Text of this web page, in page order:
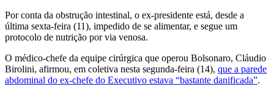
Por conta da obstrução intestinal, o ex-presidente está, desde a
última sexta-feira (11), impedido de se alimentar, e segue um
protocolo de nutrição por via venosa.
O médico-chefe da equipe cirúrgica que operou Bolsonaro, Cláudio
Birolini, afirmou, em coletiva nesta segunda-feira (14), que a parede
abdominal do ex-chefe do Executivo estava “bastante danificada”.